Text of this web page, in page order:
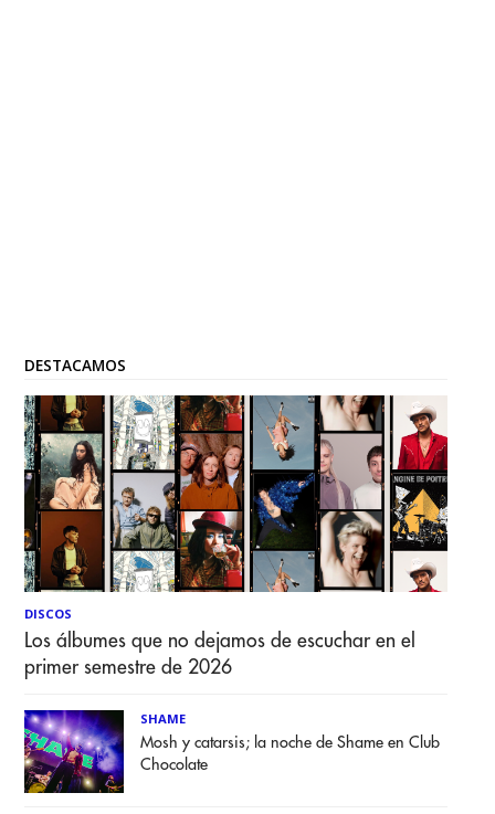
DESTACAMOS
DISCOS
Los álbumes que no dejamos de escuchar en el
primer semestre de 2026
SHAME
Mosh y catarsis; la noche de Shame en Club
Chocolate